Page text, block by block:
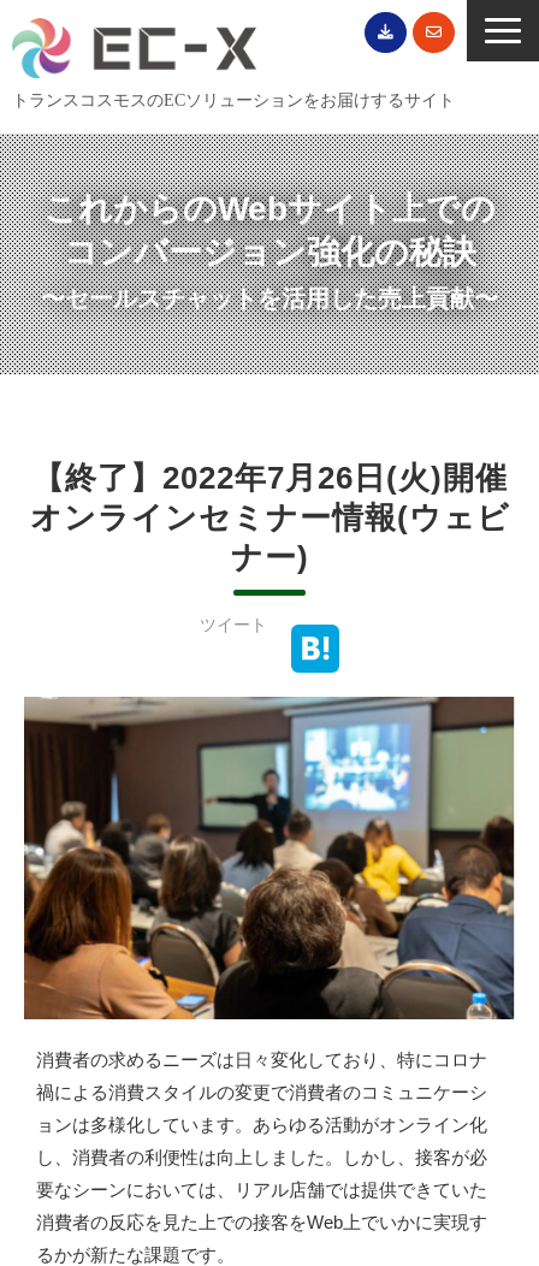
トランスコスモスのECソリューションをお届けするサイト
TOP
サービス一覧
EC導入事例
ECブログ
無料セミナー
EC資料ダウンロード
会社概要
これからのWebサイト上での
コンバージョン強化の秘訣
〜セールスチャットを活用した売上貢献〜
【終了】2022年7月26日(火)開催
オンラインセミナー情報(ウェビ
ナー)
ツイート
消費者の求めるニーズは日々変化しており、特にコロナ
禍による消費スタイルの変更で消費者のコミュニケーシ
ョンは多様化しています。あらゆる活動がオンライン化
し、消費者の利便性は向上しました。しかし、接客が必
要なシーンにおいては、リアル店舗では提供できていた
消費者の反応を見た上での接客をWeb上でいかに実現す
るかが新たな課題です。